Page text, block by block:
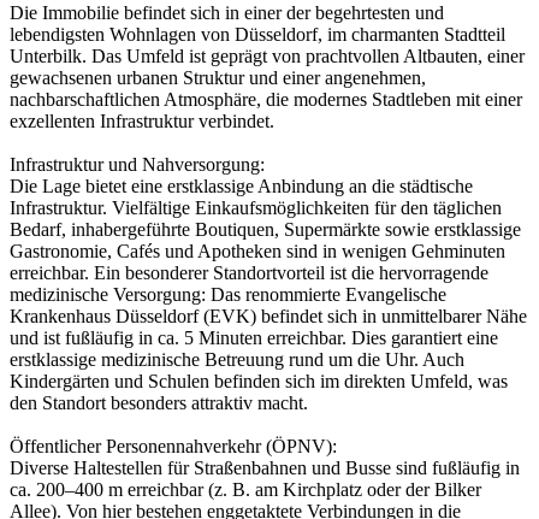
Die Immobilie befindet sich in einer der begehrtesten und
lebendigsten Wohnlagen von Düsseldorf, im charmanten Stadtteil
Unterbilk. Das Umfeld ist geprägt von prachtvollen Altbauten, einer
gewachsenen urbanen Struktur und einer angenehmen,
nachbarschaftlichen Atmosphäre, die modernes Stadtleben mit einer
exzellenten Infrastruktur verbindet.
Infrastruktur und Nahversorgung:
Die Lage bietet eine erstklassige Anbindung an die städtische
Infrastruktur. Vielfältige Einkaufsmöglichkeiten für den täglichen
Bedarf, inhabergeführte Boutiquen, Supermärkte sowie erstklassige
Gastronomie, Cafés und Apotheken sind in wenigen Gehminuten
erreichbar. Ein besonderer Standortvorteil ist die hervorragende
medizinische Versorgung: Das renommierte Evangelische
Krankenhaus Düsseldorf (EVK) befindet sich in unmittelbarer Nähe
und ist fußläufig in ca. 5 Minuten erreichbar. Dies garantiert eine
erstklassige medizinische Betreuung rund um die Uhr. Auch
Kindergärten und Schulen befinden sich im direkten Umfeld, was
den Standort besonders attraktiv macht.
Öffentlicher Personennahverkehr (ÖPNV):
Diverse Haltestellen für Straßenbahnen und Busse sind fußläufig in
ca. 200–400 m erreichbar (z. B. am Kirchplatz oder der Bilker
Allee). Von hier bestehen enggetaktete Verbindungen in die